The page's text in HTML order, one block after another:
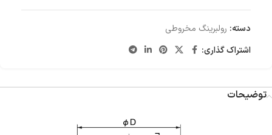
دسته: رولبرینگ‌ مخروطی
اشتراک گذاری:
توضیحات